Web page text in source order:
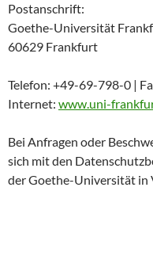
Postanschrift:
Goethe-Universität
60629 Frankfurt
Telefon: +49-69-798-0 |
Internet: www.uni-
Bei Anfragen oder
sich mit den
der Goethe-Universität in